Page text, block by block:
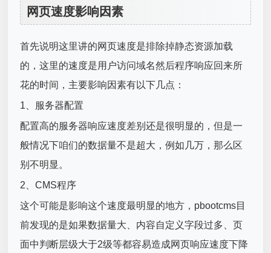
网页速度影响因素
首先说明这里讲的网页速度是排除掉静态资源加载
的，这里的速度是用户访问域名然后程序响应回来所
花的时间，主要影响因素有以下几点：
1、服务器配置
配置高的服务器响应速度差别还是很明显的，但是一
般情况下咱们的数据量不是超大，例如几万，那么区
别不明显。
2、CMS程序
这个可能是影响这个速度最明显的地方，pbootcms目
前发现的是如果数据量大、内容自定义字段过多、页
面中判断层级大于2级等都容易造成网页响应速度下降